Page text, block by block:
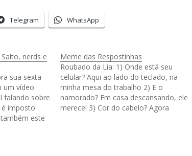
Telegram WhatsApp
nerds e
sua sexta-
um vídeo
falando sobre
imposto
este
Meme das Respostinhas
Roubado da Lia: 1) Onde está seu
celular? Aqui ao lado do teclado, na
minha mesa do trabalho 2) E o
namorado? Em casa descansando, ele
merece! 3) Cor do cabelo? Agora